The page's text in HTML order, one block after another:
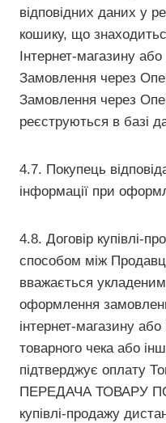
відповідних даних у
кошику, що
Інтернет-магазину
Замовлення через
Замовлення через
реєструються в базі
4.7. Покупець
інформації при
4.8. Договір купівлі-
способом між
вважається
оформлення
інтернет-магазину
товарного чека або
підтверджує оплату
ПЕРЕДАЧА ТОВАРУ
купівлі-продажу